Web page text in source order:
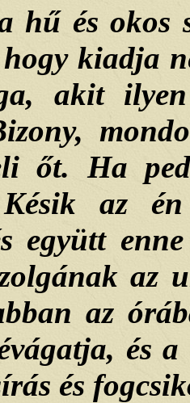
hű és okos
kiadja
akit
őt. Ha
Késik az
együtt
az
az
és
és